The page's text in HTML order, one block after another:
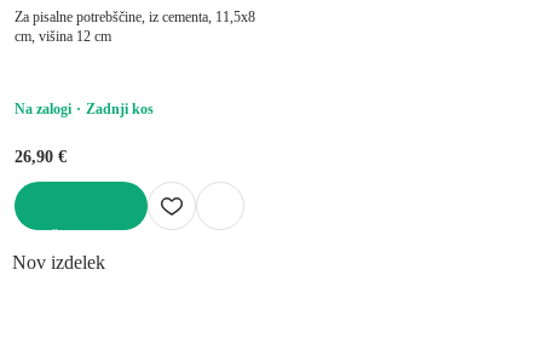
Za pisalne potrebščine, iz cementa, 11,5x8
cm, višina 12 cm
Na zalogi Zadnji kos
26,90 €
Nov izdelek